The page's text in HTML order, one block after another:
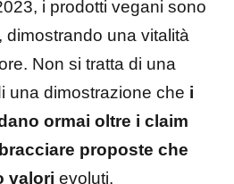
i prodotti vegani sono
dimostrando una vitalità
Non si tratta di una
una dimostrazione che i
ormai oltre i claim
proposte che
valori evoluti.